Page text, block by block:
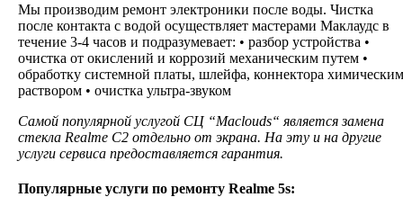
Мы производим ремонт электроники после воды. Чистка
после контакта с водой осуществляет мастерами Маклаудс в
течение 3-4 часов и подразумевает: • разбор устройства •
очистка от окислений и коррозий механическим путем •
обработку системной платы, шлейфа, коннектора химическим
раствором • очистка ультра-звуком
Самой популярной услугой СЦ “Maclouds“ является замена
стекла Realme C2 отдельно от экрана. На эту и на другие
услуги сервиса предоставляется гарантия.
Популярные услуги по ремонту Realme 5s: